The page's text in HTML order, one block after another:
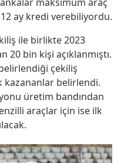
12 ay kredi verebiliyordu.
ile birlikte 2023
20 bin kişi açıklanmıştı.
çekiliş
kazananlar belirlendi.
üretim bandından
araçlar için ise ilk